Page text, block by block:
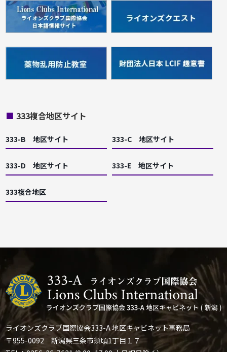
■ 333複合地区サイト
333-B 地区サイト 333-C 地区サイト
333-D 地区サイト 333-E 地区サイト
333複合地区
ライオンズクラブ国際協会333-A 地区キャビネット事務局
〒955-0092 新潟県三条市須頃1丁目１７